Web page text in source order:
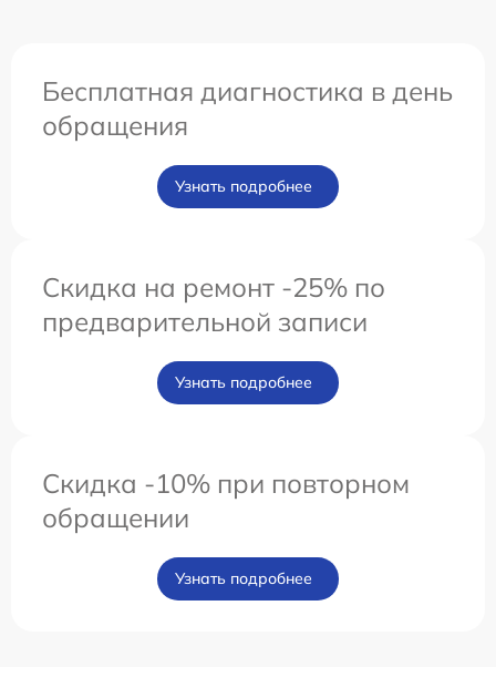
Бесплатная диагностика в день
обращения
Узнать подробнее
Скидка на ремонт -25% по
предварительной записи
Узнать подробнее
Скидка -10% при повторном
обращении
Узнать подробнее